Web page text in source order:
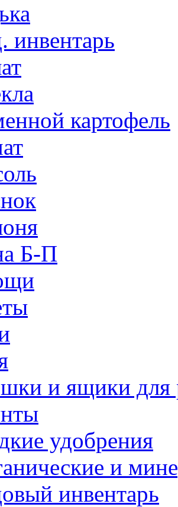
инвентарь
картофель
Б-П
и ящики для
удобрения
и
инвентарь